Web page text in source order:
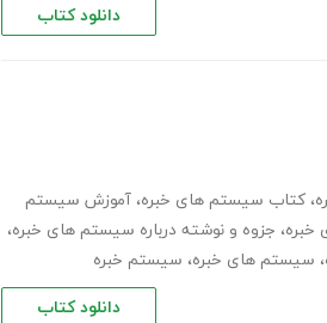
دانلود کتاب
، کتاب سیستم های خبره، آموزش سیستم
خبره، جزوه و نوشته درباره سیستم های خبره،
، سیستم های خبره، سیستم خبره
دانلود کتاب